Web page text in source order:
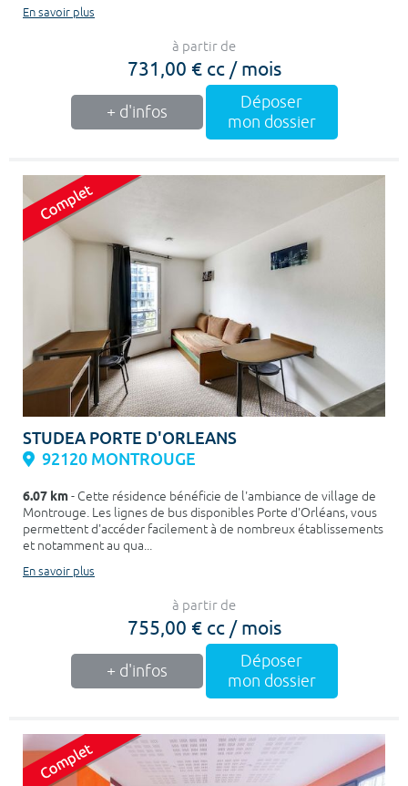
En savoir plus
à partir de
731,00 € cc / mois
+ d'infos
Déposer
mon dossier
STUDEA PORTE D'ORLEANS
92120 MONTROUGE
6.07 km- Cette résidence bénéficie de l'ambiance de village de
Montrouge. Les lignes de bus disponibles Porte d'Orléans, vous
permettent d'accéder facilement à de nombreux établissements
et notamment au qua...
En savoir plus
à partir de
755,00 € cc / mois
+ d'infos
Déposer
mon dossier